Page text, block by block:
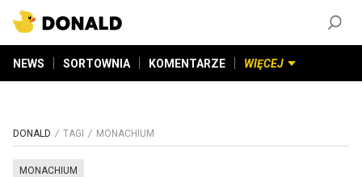
NEWS SORTOWNIA KOMENTARZE WIĘCEJ
DONALD TAGI MONACHIUM
MONACHIUM